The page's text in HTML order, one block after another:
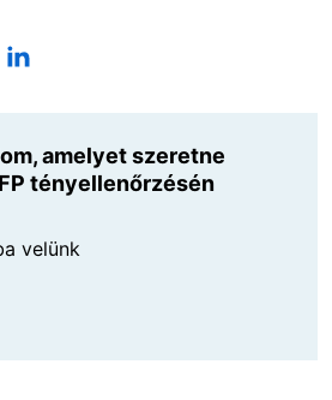
amelyet szeretne
tényellenőrzésén
velünk